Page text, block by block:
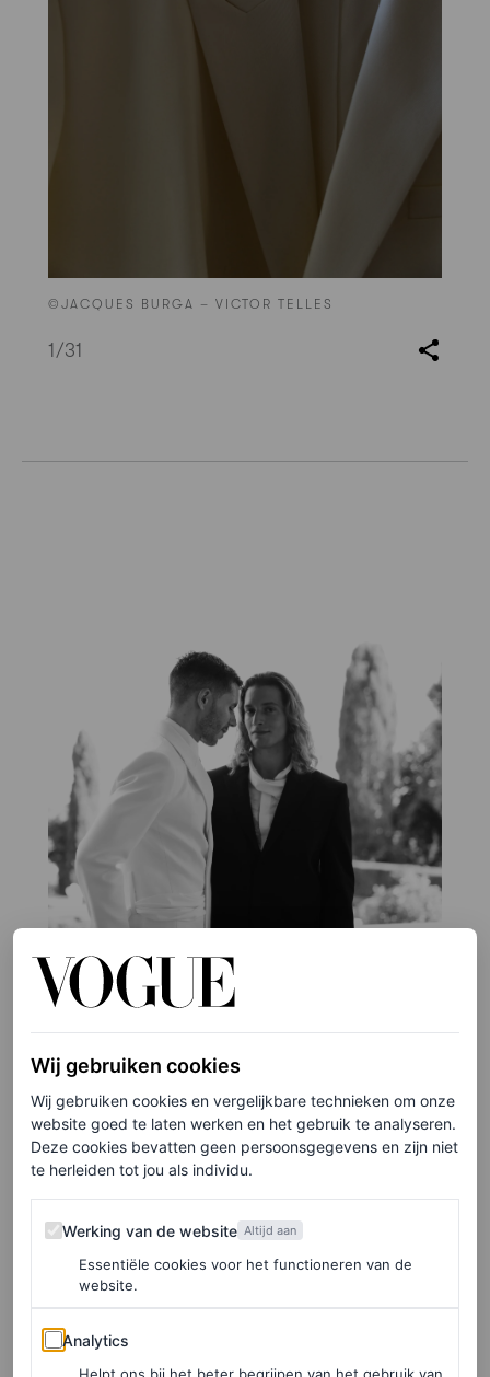
©JACQUES BURGA – VICTOR TELLES
1/31
©JACQUES BURGA – VICTOR TELLES
2/31
Wij gebruiken cookies
Wij gebruiken cookies en vergelijkbare technieken om onze
website goed te laten werken en het gebruik te analyseren.
Deze cookies bevatten geen persoonsgegevens en zijn niet
te herleiden tot jou als individu.
Werking van de website
Werking van de website Altijd aan
Essentiële cookies voor het functioneren van de
website.
Analytics
Analytics